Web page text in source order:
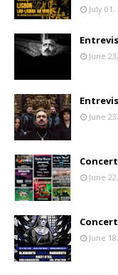
July 01,
June
June
June
June